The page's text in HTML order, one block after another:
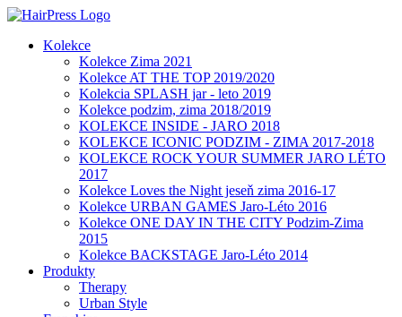
Kolekce
Kolekce Zima 2021
Kolekce AT THE TOP 2019/2020
Kolekcia SPLASH jar - leto 2019
Kolekce podzim, zima 2018/2019
KOLEKCE INSIDE - JARO 2018
KOLEKCE ICONIC PODZIM - ZIMA 2017-2018
KOLEKCE ROCK YOUR SUMMER JARO LÉTO
2017
Kolekce Loves the Night jeseň zima 2016-17
Kolekce URBAN GAMES Jaro-Léto 2016
Kolekce ONE DAY IN THE CITY Podzim-Zima
2015
Kolekce BACKSTAGE Jaro-Léto 2014
Produkty
Therapy
Urban Style